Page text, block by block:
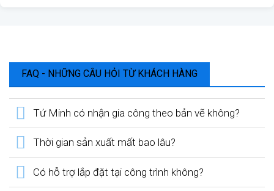
FAQ - NHỮNG CÂU HỎI TỪ KHÁCH HÀNG
Tứ Minh có nhận gia công theo bản vẽ không?
Thời gian sản xuất mất bao lâu?
Có hỗ trợ lắp đặt tại công trình không?